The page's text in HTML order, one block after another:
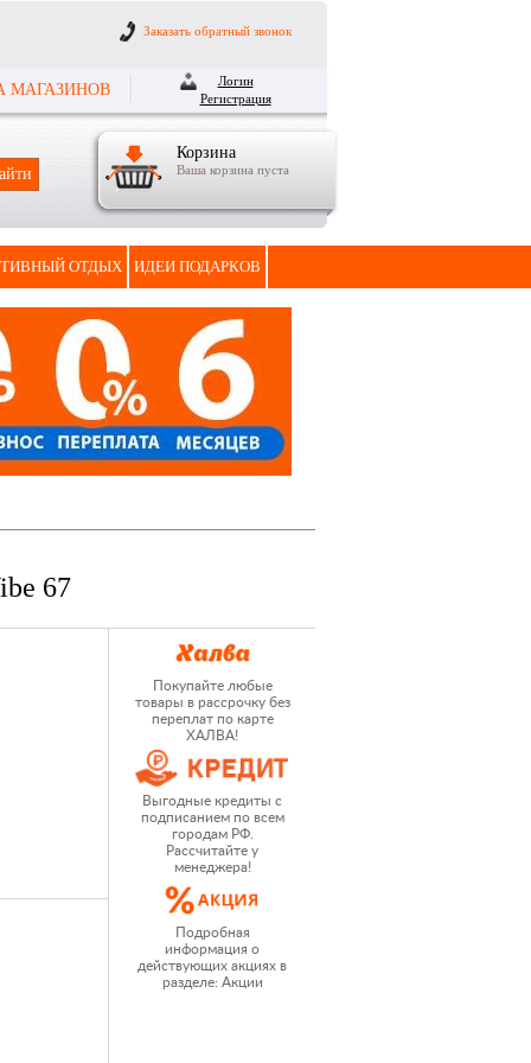
Заказать обратный звонок
МАГАЗИНОВ
Логин
Регистрация
Корзина
Ваша корзина пуста
ОТДЫХ ИДЕИ ПОДАРКОВ
67
Покупайте любые
товары в рассрочку без
переплат по карте
ХАЛВА!
Выгодные кредиты с
подписанием по всем
городам РФ.
Рассчитайте у
менеджера!
Подробная
информация о
действующих акциях в
разделе: Акции